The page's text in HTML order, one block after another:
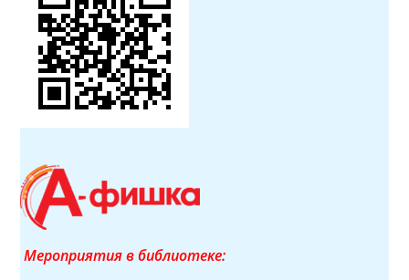
Мероприятия в библиотеке: